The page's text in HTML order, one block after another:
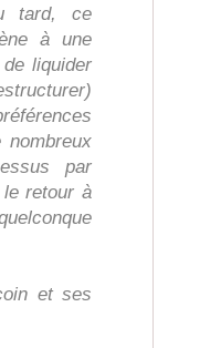
tard, ce
à une
liquider
nombreux
par
retour à
et ses